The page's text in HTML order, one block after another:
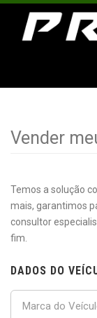
Vender
Temos a solução
mais, garantimos
consultor
fim.
DADOS DO